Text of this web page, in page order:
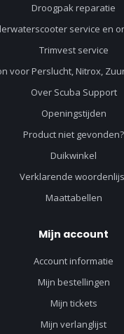
Droogpak reparatie
service en
Trimvest service
voor Perslucht, Nitrox,
Over Scuba Support
Openingstijden
Product niet gevonden?
Duikwinkel
Verklarende
Maattabellen
Mijn account
Account informatie
Mijn bestellingen
Mijn tickets
Mijn verlanglijst